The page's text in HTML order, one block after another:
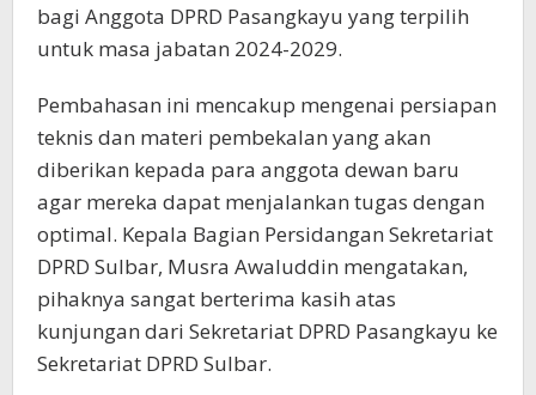
bagi Anggota DPRD Pasangkayu yang terpilih
untuk masa jabatan 2024-2029.
Pembahasan ini mencakup mengenai persiapan
teknis dan materi pembekalan yang akan
diberikan kepada para anggota dewan baru
agar mereka dapat menjalankan tugas dengan
optimal. Kepala Bagian Persidangan Sekretariat
DPRD Sulbar, Musra Awaluddin mengatakan,
pihaknya sangat berterima kasih atas
kunjungan dari Sekretariat DPRD Pasangkayu ke
Sekretariat DPRD Sulbar.